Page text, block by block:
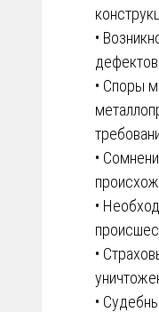
•
• Споры
•
•
•
•